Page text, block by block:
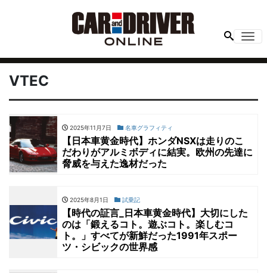
VTEC
2025年11月7日 名車グラフィティ
【日本車黄金時代】ホンダNSXは走りのこ
だわりがアルミボディに結実。欧州の先達に
脅威を与えた逸材だった
2025年8月1日 試乗記
【時代の証言_日本車黄金時代】大切にした
のは「鍛えるコト。遊ぶコト。楽しむコ
ト。」すべてが新鮮だった1991年スポー
ツ・シビックの世界感